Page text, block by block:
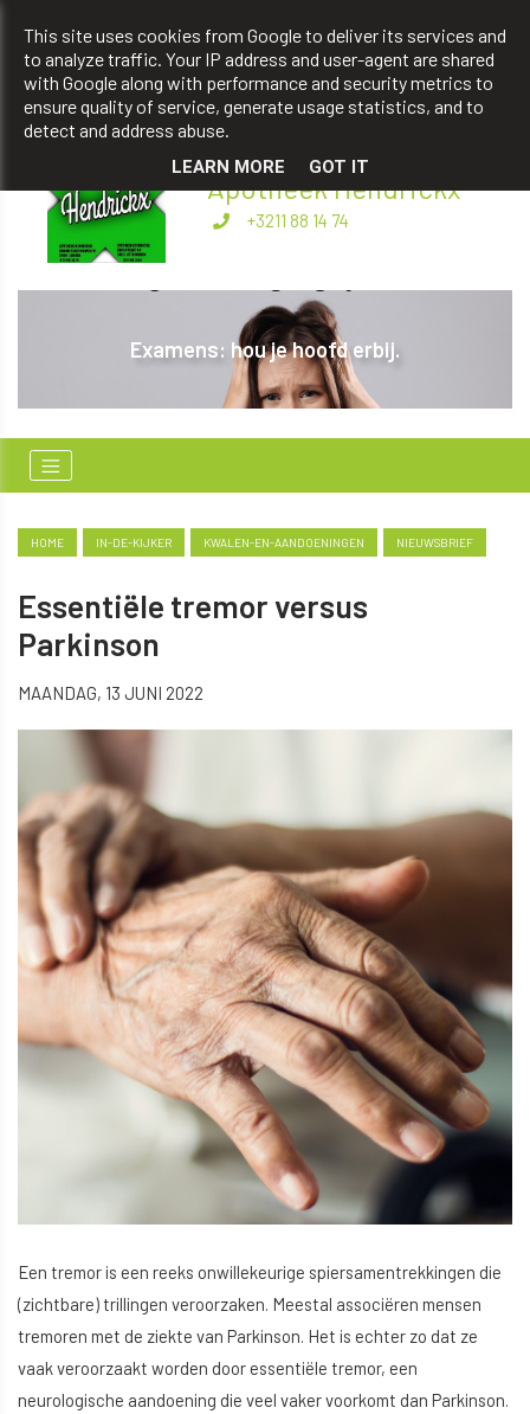
apotheekhendrickxbart@gmail.com
+3211 88 14 74
Apotheek Hendrickx
+3211 88 14 74
Examens: hou je hoofd erbij.
HOME IN-DE-KIJKER KWALEN-EN-AANDOENINGEN NIEUWSBRIEF
Essentiële tremor versus
Parkinson
MAANDAG, 13 JUNI 2022
Een tremor is een reeks onwillekeurige spiersamentrekkingen die
(zichtbare) trillingen veroorzaken. Meestal associëren mensen
tremoren met de ziekte van Parkinson. Het is echter zo dat ze
vaak veroorzaakt worden door essentiële tremor, een
neurologische aandoening die veel vaker voorkomt dan Parkinson.
This site uses cookies from Google to deliver its services and
to analyze traffic. Your IP address and user-agent are shared
with Google along with performance and security metrics to
ensure quality of service, generate usage statistics, and to
detect and address abuse.
LEARN MORE GOT IT